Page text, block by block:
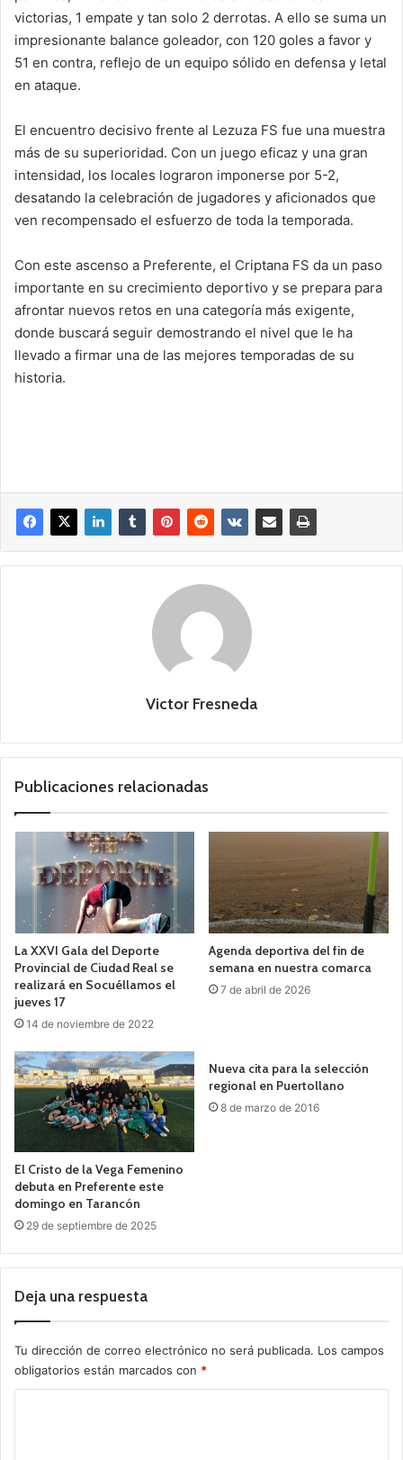
victorias, 1 empate y tan solo 2 derrotas. A ello se suma un
impresionante balance goleador, con 120 goles a favor y
51 en contra, reflejo de un equipo sólido en defensa y letal
en ataque.
El encuentro decisivo frente al Lezuza FS fue una muestra
más de su superioridad. Con un juego eficaz y una gran
intensidad, los locales lograron imponerse por 5-2,
desatando la celebración de jugadores y aficionados que
ven recompensado el esfuerzo de toda la temporada.
Con este ascenso a Preferente, el Criptana FS da un paso
importante en su crecimiento deportivo y se prepara para
afrontar nuevos retos en una categoría más exigente,
donde buscará seguir demostrando el nivel que le ha
llevado a firmar una de las mejores temporadas de su
historia.
Victor Fresneda
Publicaciones relacionadas
La XXVI Gala del Deporte
Provincial de Ciudad Real se
realizará en Socuéllamos el
jueves 17
14 de noviembre de 2022
Agenda deportiva del fin de
semana en nuestra comarca
7 de abril de 2026
El Cristo de la Vega Femenino
debuta en Preferente este
domingo en Tarancón
29 de septiembre de 2025
Nueva cita para la selección
regional en Puertollano
8 de marzo de 2016
Deja una respuesta
Tu dirección de correo electrónico no será publicada. Los campos
obligatorios están marcados con *